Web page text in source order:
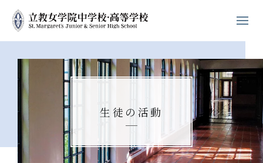
ホーム
学校紹介
立教女学院の キリスト教教育
中高の教育
生徒の活動